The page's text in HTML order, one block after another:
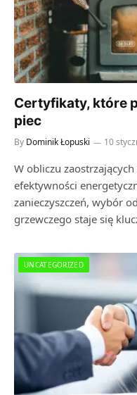
Certyfikaty, które
piec
By Dominik Łopuski 10
W obliczu
efektywności
zanieczyszczeń, wybór
grzewczego staje się
UNCATEGORIZED